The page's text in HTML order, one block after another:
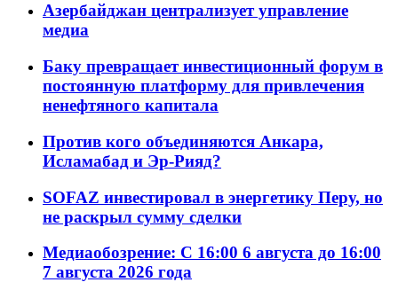
Азербайджан централизует управление
медиа
Баку превращает инвестиционный форум в
постоянную платформу для привлечения
ненефтяного капитала
Против кого объединяются Анкара,
Исламабад и Эр-Рияд?
SOFAZ инвестировал в энергетику Перу, но
не раскрыл сумму сделки
Медиаобозрение: С 16:00 6 августа до 16:00
7 августа 2026 года